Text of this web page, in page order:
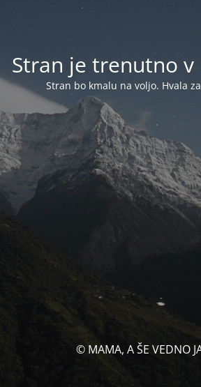
Stran je trenutno v
Stran bo kmalu na voljo. Hvala
© MAMA, A ŠE VEDNO